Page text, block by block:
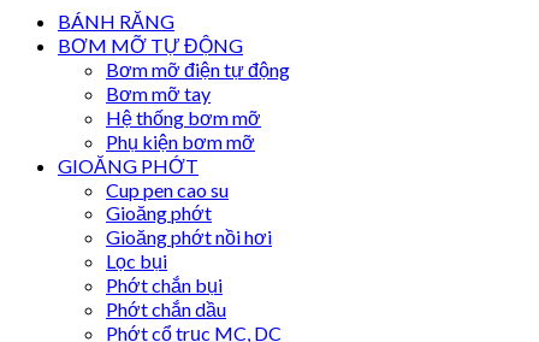
BÁNH RĂNG
BƠM MỠ TỰ ĐỘNG
Bơm mỡ điện tự động
Bơm mỡ tay
Hệ thống bơm mỡ
Phụ kiện bơm mỡ
GIOĂNG PHỚT
Cup pen cao su
Gioăng phớt
Gioăng phớt nồi hơi
Lọc bụi
Phớt chắn bụi
Phớt chắn dầu
Phớt cổ trục MC, DC